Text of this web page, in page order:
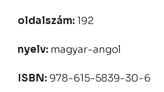
oldalszám:192
nyelv: magyar-angol
ISBN: 978-615-5839-30-6